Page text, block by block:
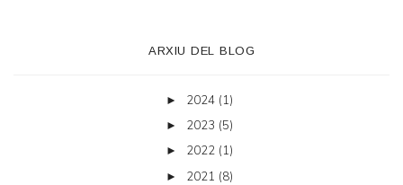
ARXIU DEL BLOG
► 2024 (1)
► 2023 (5)
► 2022 (1)
► 2021 (8)